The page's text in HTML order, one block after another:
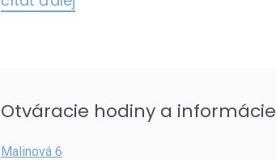
Otváracie hodiny a informácie
Malinová 6